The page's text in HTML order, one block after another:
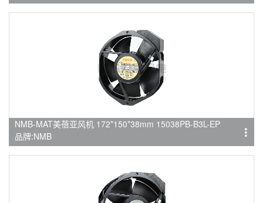
NMB-MAT美蓓亚风机 172*150*38mm 15038PB-B3L-EP
品牌:NMB